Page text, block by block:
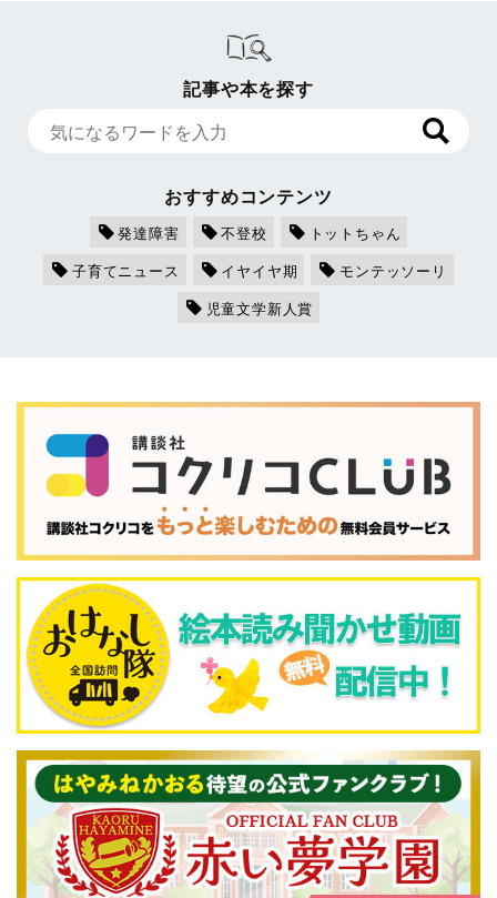
記事や本を探す
おすすめコンテンツ
発達障害 不登校
トットちゃん
子育てニュース
イヤイヤ期
モンテッソーリ
児童文学新人賞